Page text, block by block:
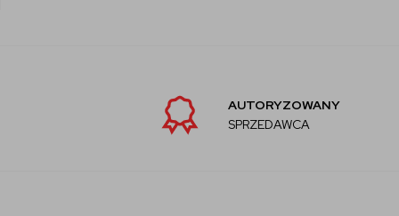
AUTORYZOWANY
SPRZEDAWCA